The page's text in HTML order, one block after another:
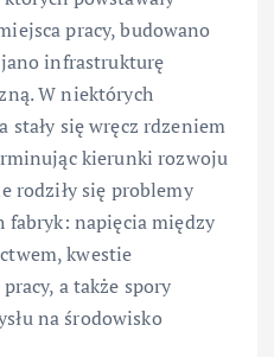
pracy, budowano
infrastrukturę
W niektórych
stały się wręcz rdzeniem
kierunki rozwoju
rodziły się problemy
fabryk: napięcia między
kwestie
a także spory
na środowisko